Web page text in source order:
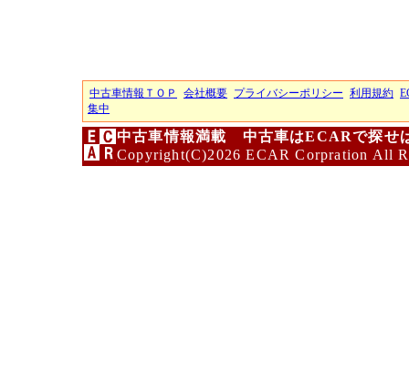
中古車情報ＴＯＰ 会社概要 プライバシーポリシー 利用規約
集中
中古車情報満載 中古車はECARで探せ
Copyright(C)2026 ECAR Corpration All